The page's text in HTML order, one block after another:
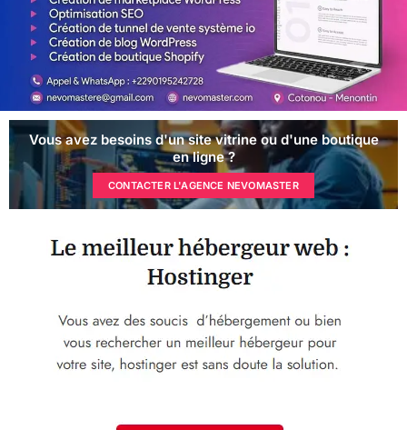
Vous avez besoins d'un site vitrine ou d'une boutique
en ligne ?
CONTACTER L'AGENCE NEVOMASTER